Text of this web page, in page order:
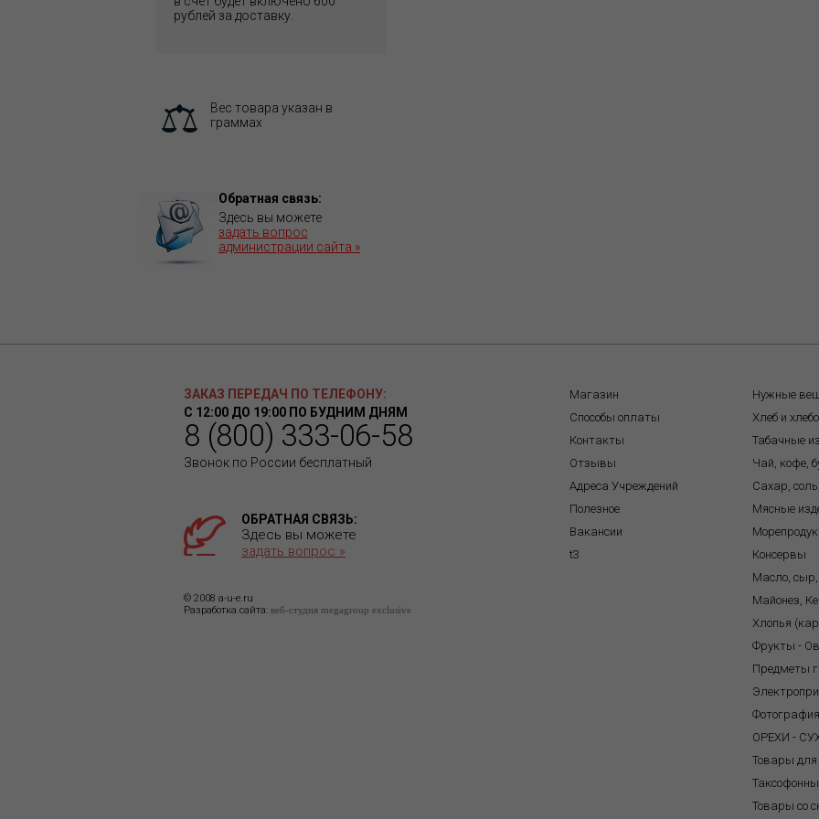
рублей за доставку.
Вес товара указан в
граммах
Обратная связь:
Здесь вы можете
задать вопрос
администрации сайта »
ЗАКАЗ ПЕРЕДАЧ ПО ТЕЛЕФОНУ:
С 12:00 ДО 19:00 ПО БУДНИМ ДНЯМ
8 (800) 333-06-58
Звонок по России бесплатный
ОБРАТНАЯ СВЯЗЬ:
Здесь вы можете
задать вопрос »
© 2008 a-u-e.ru
Разработка сайта: веб-студия megagroup exclusive
Магазин
Способы оплаты
Контакты
Отзывы
Адреса Учреждений
Полезное
Вакансии
t3
Нужные
Хлеб и
Табачные
Чай, кофе,
Сахар,
Мясные
Консервы
Масло, сыр,
Майонез,
Хлопья
Фрукты -
Предметы
Фотография
ОРЕХИ -
Товары
Товары со